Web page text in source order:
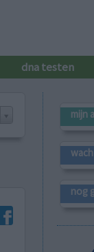
dna testen
mijn
nog